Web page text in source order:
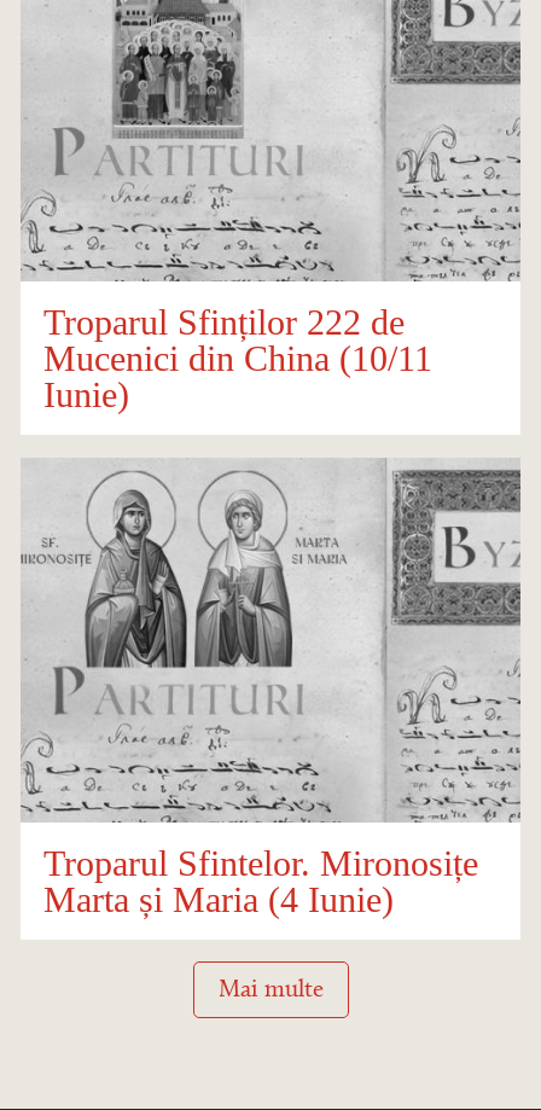
Troparul Sfinților 222 de
Mucenici din China (10/11
Iunie)
Troparul Sfintelor. Mironosițe
Marta și Maria (4 Iunie)
Mai multe